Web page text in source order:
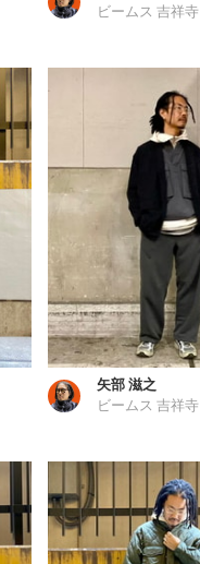
ビームス 吉祥寺
矢部 滋之
ビームス 吉祥寺